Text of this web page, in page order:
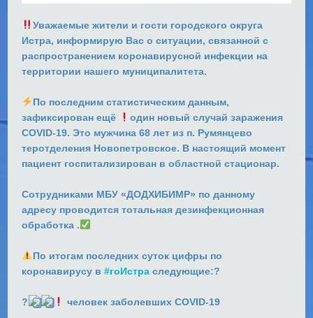
Уважаемые жители и гости городского округа
Истра, информирую Вас о ситуации, связанной с
распространением коронавирусной инфекции на
территории нашего муниципалитета. ⠀
По последним статистическим данным,
зафиксирован ещё
один новый случай заражения
COVID-19. Это мужчина 68 лет из п. Румянцево
теротделения Новопетровское. В настоящий момент
пациент госпитализирован в областной стационар.
Сотрудниками МБУ «ДОДХИБИМР» по данному
адресу проводится тотальная дезинфекционная
обработка .
По итогам последних суток цифры по
коронавирусу в#гоИстра следующие:?
?
человек заболевших COVID-19